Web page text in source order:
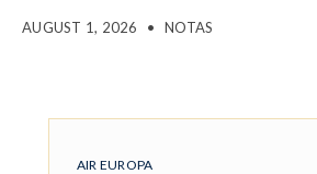
AUGUST 1, 2026 • NOTAS
AIR EUROPA